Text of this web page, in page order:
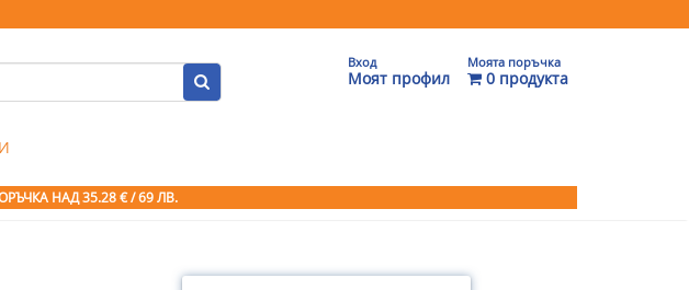
Вход
Моят профил
Моята поръчка
0 продукта
НАД 35.28 € / 69 ЛВ.